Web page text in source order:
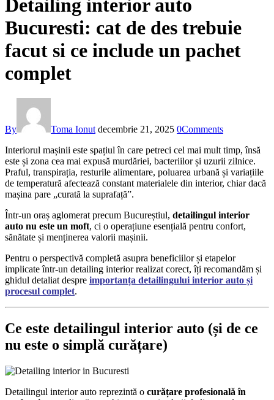
Detailing interior auto
Bucuresti: cat de des trebuie
facut si ce include un pachet
complet
By Toma Ionut decembrie 21, 2025 0Comments
Interiorul mașinii este spațiul în care petreci cel mai mult timp, însă
este și zona cea mai expusă murdăriei, bacteriilor și uzurii zilnice.
Praful, transpirația, resturile alimentare, poluarea urbană și variațiile
de temperatură afectează constant materialele din interior, chiar dacă
mașina pare „curată la suprafață”.
Într-un oraș aglomerat precum Bucureștiul, detailingul interior
auto nu este un moft, ci o operațiune esențială pentru confort,
sănătate și menținerea valorii mașinii.
Pentru o perspectivă completă asupra beneficiilor și etapelor
implicate într-un detailing interior realizat corect, îți recomandăm și
ghidul detaliat despre importanța detailingului interior auto și
procesul complet.
Ce este detailingul interior auto (și de ce
nu este o simplă curățare)
Detailingul interior auto reprezintă o curățare profesională în